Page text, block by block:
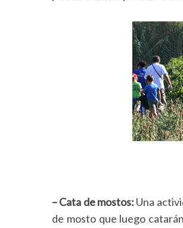
– Cata de mostos: Una
de mosto que luego
: